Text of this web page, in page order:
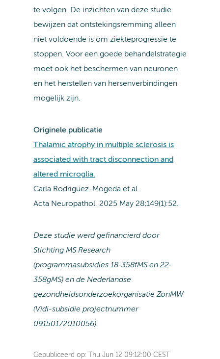
te volgen. De inzichten van deze studie
bewijzen dat ontstekingsremming alleen
niet voldoende is om ziekteprogressie te
stoppen. Voor een goede behandelstrategie
moet ook het beschermen van neuronen
en het herstellen van hersenverbindingen
mogelijk zijn.
Originele publicatie
Thalamic atrophy in multiple sclerosis is
associated with tract disconnection and
altered microglia.
Carla Rodriguez-Mogeda et al.
Acta Neuropathol. 2025 May 28;149(1):52.
Deze studie werd gefinancierd door
Stichting MS Research
(programmasubsidies 18-358fMS en 22-
358gMS) en de Nederlandse
gezondheidsonderzoekorganisatie ZonMW
(Vidi-subsidie projectnummer
09150172010056).
Gepubliceerd op:
Thu Jun 12 09:12:00 CEST